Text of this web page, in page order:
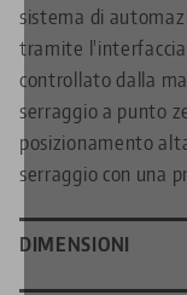
sistema di
tramite
controllato dalla
serraggio a punto
posizionamento
serraggio con una
DIMENSIONI